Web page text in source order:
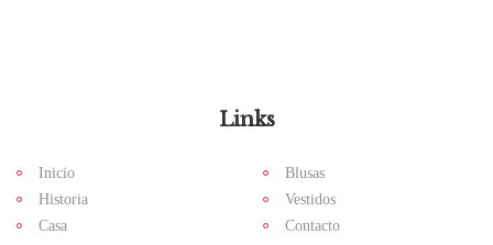
Links
Inicio
Historia
Casa
Blusas
Vestidos
Contacto